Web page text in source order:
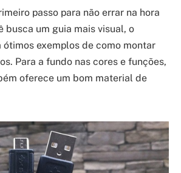
passo para não errar na hora
busca um guia mais visual, o
exemplos de como montar
Para a fundo nas cores e funções,
oferece um bom material de